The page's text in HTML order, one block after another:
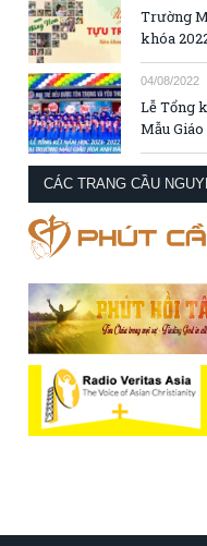
Trường
khóa
04/08/2022
Lễ Tổng
Mẫu
CÁC TRANG CẦU